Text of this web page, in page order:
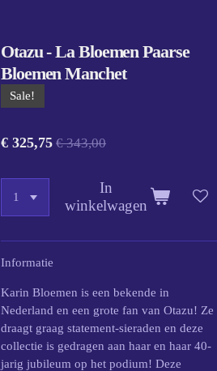
Otazu - La Bloemen Paarse
Bloemen Manchet
Sale!
€ 325,75 € 343,00
In
winkelwagen
Informatie
Karin Bloemen is een bekende in
Nederland en een grote fan van Otazu! Ze
draagt ​​​​graag statement-sieraden en deze
collectie is gedragen aan haar en haar 40-
jarig jubileum op het podium! Deze